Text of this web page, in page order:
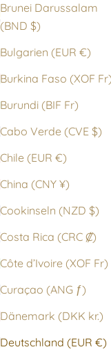
Brunei Darussalam
(BND $)
Bulgarien (EUR €)
Burkina Faso
Burundi (BIF Fr)
Cabo Verde (CVE $)
Chile (EUR €)
China (CNY ¥)
Cookinseln (NZD $)
Costa Rica (CRC ₡)
Côte d’Ivoire (XOF Fr)
Curaçao (ANG ƒ)
Dänemark (DKK kr.)
Deutschland (EUR €)